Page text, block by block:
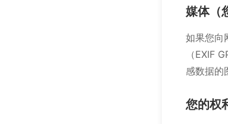
媒体（
如果您向
（EXIF
感数据的
您的权